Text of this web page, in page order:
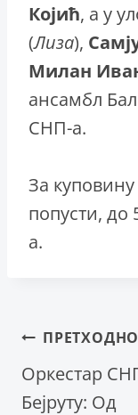
Којић, а у
(Лиза),
Милан
ансамбл
СНП-а.
За
попусти,
а.
Кретање
чланка
ПРЕТХОДНО
Оркестар
Бејруту: Од